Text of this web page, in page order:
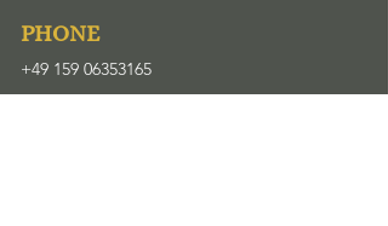
​PHONE
+49 159 06353165